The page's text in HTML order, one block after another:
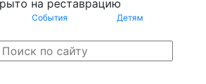
на реставрацию
События Детям